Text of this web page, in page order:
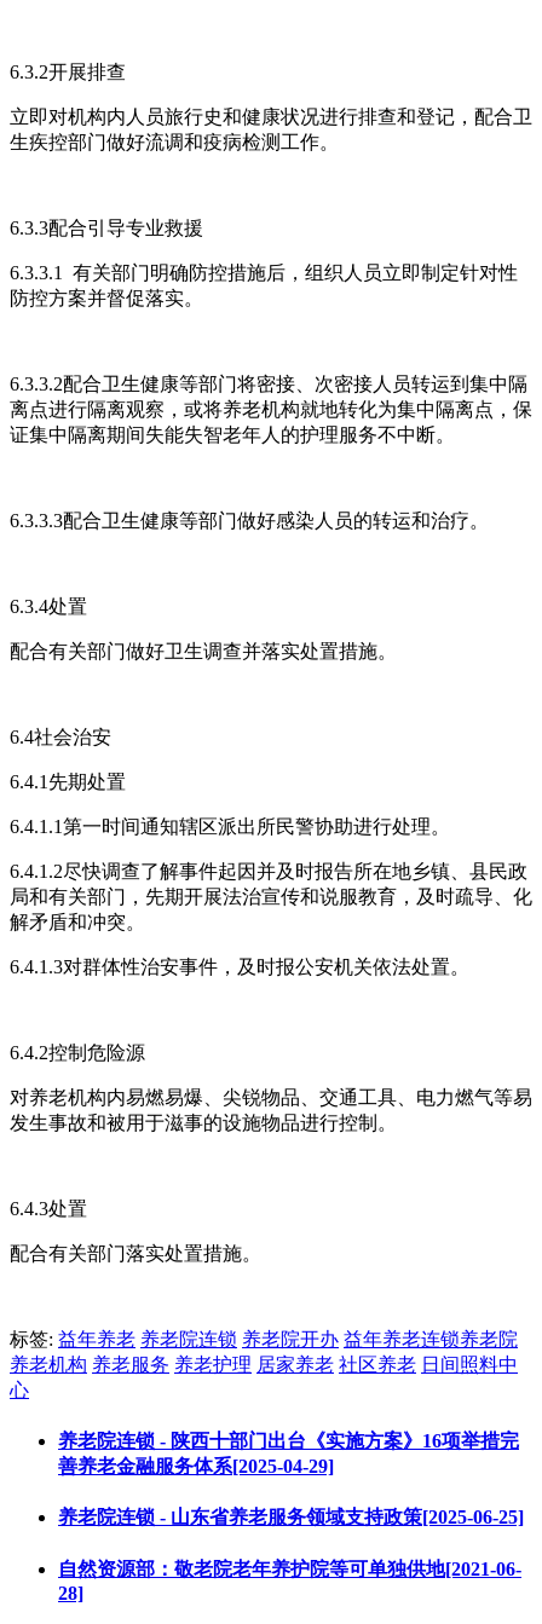
6.3.2开展排查
立即对机构内人员旅行史和健康状况进行排查和登记，配合卫
生疾控部门做好流调和疫病检测工作。
6.3.3配合引导专业救援
6.3.3.1 有关部门明确防控措施后，组织人员立即制定针对性
防控方案并督促落实。
6.3.3.2配合卫生健康等部门将密接、次密接人员转运到集中隔
离点进行隔离观察，或将养老机构就地转化为集中隔离点，保
证集中隔离期间失能失智老年人的护理服务不中断。
6.3.3.3配合卫生健康等部门做好感染人员的转运和治疗。
6.3.4处置
配合有关部门做好卫生调查并落实处置措施。
6.4社会治安
6.4.1先期处置
6.4.1.1第一时间通知辖区派出所民警协助进行处理。
6.4.1.2尽快调查了解事件起因并及时报告所在地乡镇、县民政
局和有关部门，先期开展法治宣传和说服教育，及时疏导、化
解矛盾和冲突。
6.4.1.3对群体性治安事件，及时报公安机关依法处置。
6.4.2控制危险源
对养老机构内易燃易爆、尖锐物品、交通工具、电力燃气等易
发生事故和被用于滋事的设施物品进行控制。
6.4.3处置
配合有关部门落实处置措施。
标签: 益年养老 养老院连锁 养老院开办 益年养老连锁养老院
养老机构 养老服务 养老护理 居家养老 社区养老 日间照料中
心
养老院连锁 - 陕西十部门出台《实施方案》16项举措完
善养老金融服务体系[2025-04-29]
养老院连锁 - 山东省养老服务领域支持政策[2025-06-25]
自然资源部：敬老院老年养护院等可单独供地[2021-06-
28]